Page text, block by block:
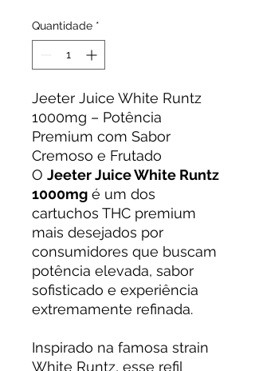
Quantidade *
Jeeter Juice White Runtz
1000mg – Potência
Premium com Sabor
Cremoso e Frutado
O Jeeter Juice White Runtz
1000mg é um dos
cartuchos THC premium
mais desejados por
consumidores que buscam
potência elevada, sabor
sofisticado e experiência
extremamente refinada.
Inspirado na famosa strain
White Runtz, esse refil